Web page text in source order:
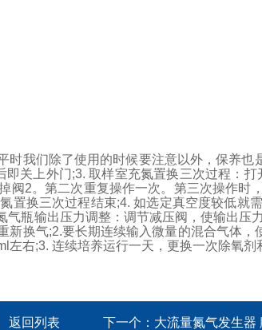
我们除了使用的时候要注意以外，保养也
即关上外门;3. 取样室充氮置换三次过程：
2。第二次重复操作一次。第三次操作时
置换三次过程结束;4. 如选定真空度较低就
气瓶输出压力调整：调节减压阀，使输出压
新换气;2.要长期连续输入微量的混合气体，
左右;3. 连续培养运行一天，更换一次除氧剂
返回列表 下一个： 大流量氮气发生器